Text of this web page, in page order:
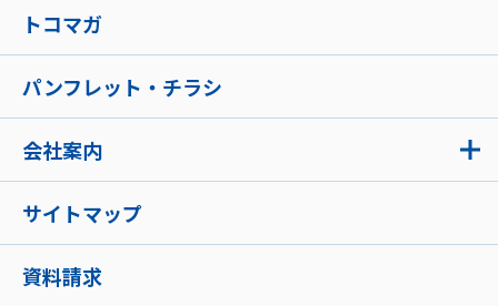
トコマガ
パンフレット・チラシ
会社案内
サイトマップ
資料請求